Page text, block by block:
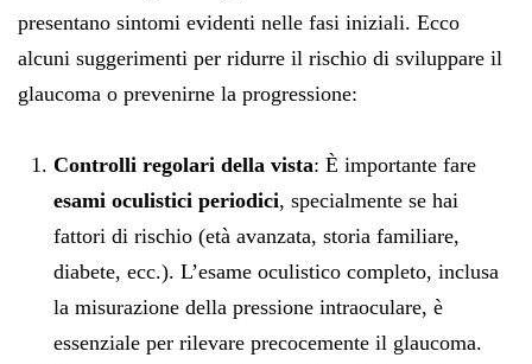
presentano sintomi evidenti nelle fasi iniziali. Ecco
alcuni suggerimenti per ridurre il rischio di sviluppare il
glaucoma o prevenirne la progressione:
Controlli regolari della vista: È importante fare
esami oculistici periodici, specialmente se hai
fattori di rischio (età avanzata, storia familiare,
diabete, ecc.). L’esame oculistico completo, inclusa
la misurazione della pressione intraoculare, è
essenziale per rilevare precocemente il glaucoma.